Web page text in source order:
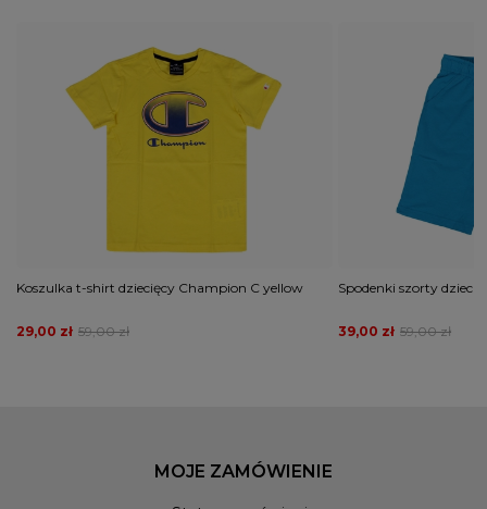
Koszulka t-shirt dziecięcy Champion C yellow
59,00 zł
29,00 zł
Spodenki szorty
59,00 zł
39,00 zł
MOJE ZAMÓWIENIE